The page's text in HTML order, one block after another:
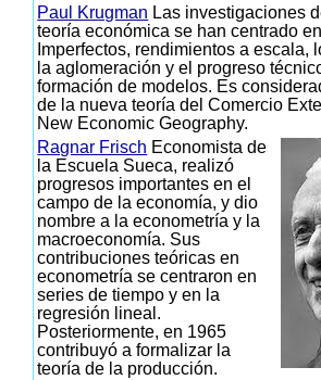
Paul Krugman Las investigaciones
teoría económica se han centrado
Imperfectos, rendimientos a escala,
la aglomeración y el progreso
formación de modelos. Es
de la nueva teoría del Comercio
New Economic Geography.
Ragnar Frisch Economista de
la Escuela Sueca, realizó
progresos importantes en el
campo de la economía, y dio
nombre a la econometría y la
macroeconomía. Sus
contribuciones teóricas en
econometría se centraron en
series de tiempo y en la
regresión lineal.
Posteriormente, en 1965
contribuyó a formalizar la
teoría de la producción.